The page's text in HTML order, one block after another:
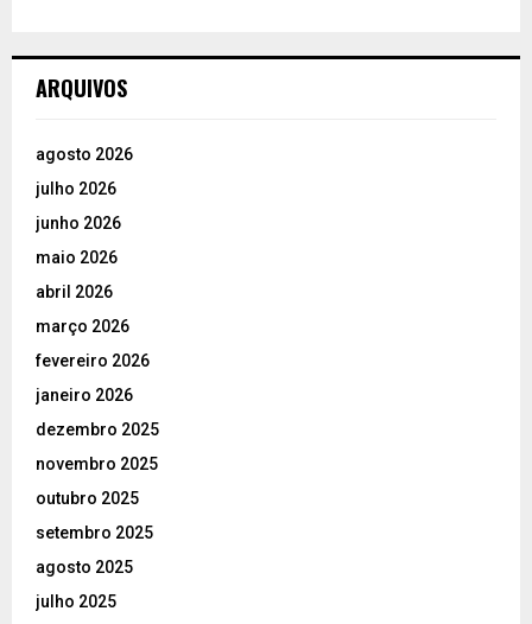
ARQUIVOS
agosto 2026
julho 2026
junho 2026
maio 2026
abril 2026
março 2026
fevereiro 2026
janeiro 2026
dezembro 2025
novembro 2025
outubro 2025
setembro 2025
agosto 2025
julho 2025